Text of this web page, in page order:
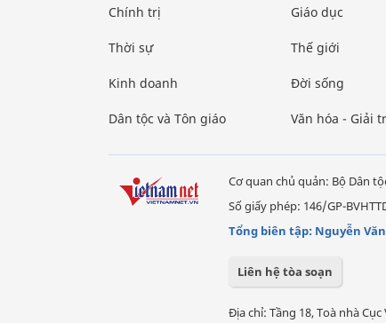
Chính trị
Thời sự
Kinh doanh
Dân tộc và Tôn giáo
Giáo dục
Thế giới
Đời sống
Văn hóa - Giải
Cơ quan chủ quản: Bộ Dân
Số giấy phép: 146/GP-
Tổng biên tập: Nguyễn
Liên hệ tòa soạn
Địa chỉ: Tầng 18, Toà nhà